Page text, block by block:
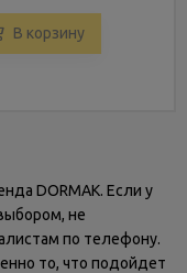
В корзину
DORMAK. Если у
не
по телефону.
то, что подойдет